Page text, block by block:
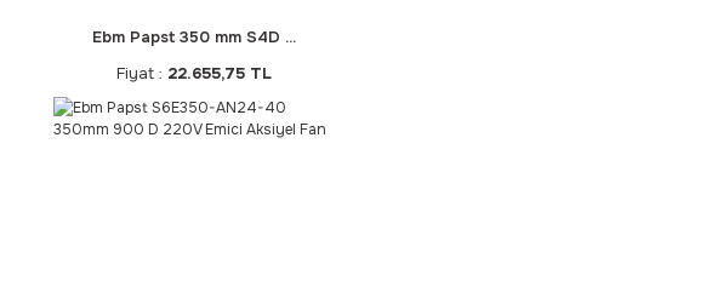
Ebm Papst 350 mm S4D ...
Fiyat : 22.655,75 TL